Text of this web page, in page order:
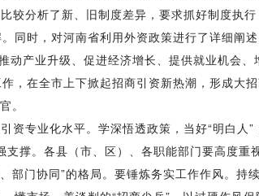
较分析了新、旧制度差异，要求抓好制度执
同时，对河南省利用外资政策进行了详细阐述
动产业升级、促进经济增长、提供就业机会
，在全市上下掀起招商引资新热潮，形成大
。
资专业化水平。学深悟透政策，当好“明白人
撑。各县（市、区）、各职能部门要高度
部门协同”的格局。要锤炼务实工作作风。持